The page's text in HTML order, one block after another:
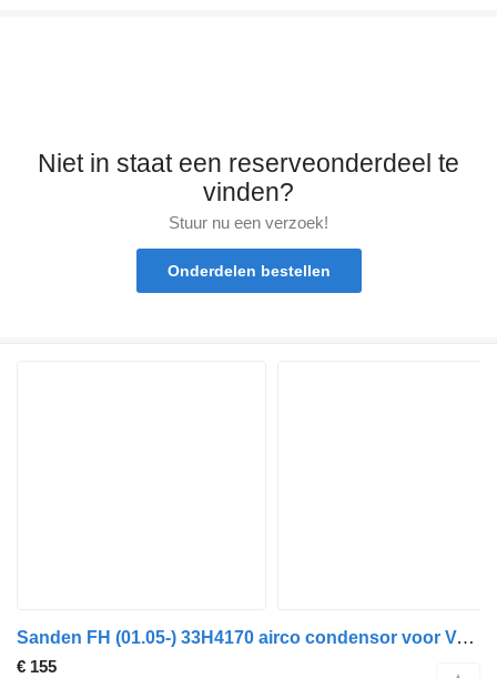
Niet in staat een reserveonderdeel te
vinden?
Stuur nu een verzoek!
Onderdelen bestellen
Sanden FH (01.05-) 33H4170 airco condensor voor Volvo FH12, FH16, NH12, FH, VNL780 (1993-2014) vrachtwagen
€ 155